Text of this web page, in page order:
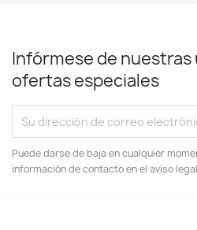
Infórmese de
ofertas especiales
Puede darse de baja en cualquier
información de contacto en el aviso